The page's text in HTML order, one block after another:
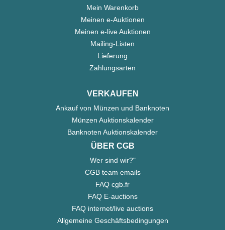
Mein Warenkorb
Meinen e-Auktionen
Meinen e-live Auktionen
Mailing-Listen
Lieferung
Zahlungsarten
VERKAUFEN
Ankauf von Münzen und Banknoten
Münzen Auktionskalender
Banknoten Auktionskalender
ÜBER CGB
Wer sind wir?"
CGB team emails
FAQ cgb.fr
FAQ E-auctions
FAQ internet/live auctions
Allgemeine Geschäftsbedingungen